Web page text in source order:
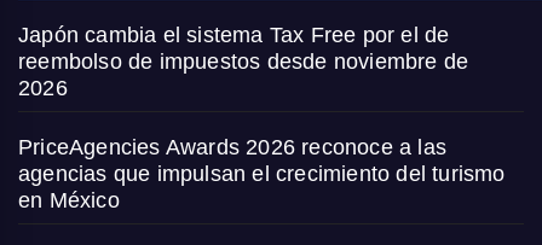
Japón cambia el sistema Tax Free por el de
reembolso de impuestos desde noviembre de
2026
PriceAgencies Awards 2026 reconoce a las
agencias que impulsan el crecimiento del turismo
en México